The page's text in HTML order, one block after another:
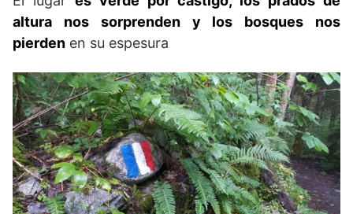
altura nos sorprenden y los bosques nos
pierden en su espesura